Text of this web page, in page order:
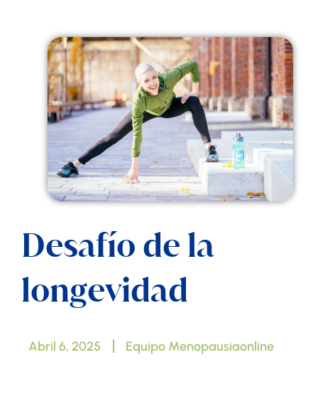
Desafío de la
longevidad
Abril 6, 2025 Equipo Menopausiaonline